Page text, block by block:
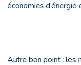
économies d’énergie
Autre bon point : les